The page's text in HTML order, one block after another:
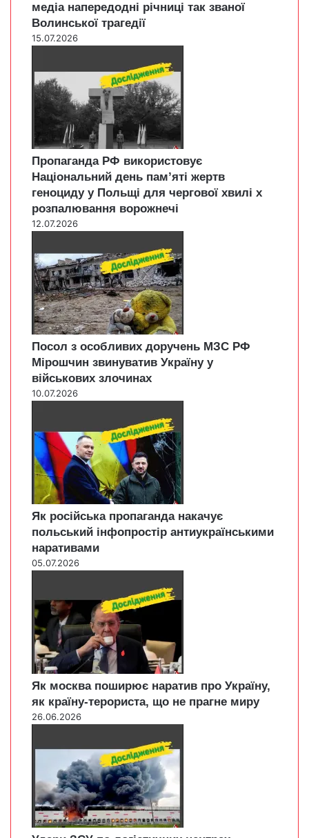
медіа напередодні річниці так званої
Волинської трагедії
15.07.2026
Пропаганда РФ використовує
Національний день пам’яті жертв
геноциду у Польщі для чергової хвилі х
розпалювання ворожнечі
12.07.2026
Посол з особливих доручень МЗС РФ
Мірошчин звинуватив Україну у
військових злочинах
10.07.2026
Як російська пропаганда накачує
польський інфопростір антиукраїнськими
наративами
05.07.2026
Як москва поширює наратив про Україну,
як країну-терориста, що не прагне миру
26.06.2026